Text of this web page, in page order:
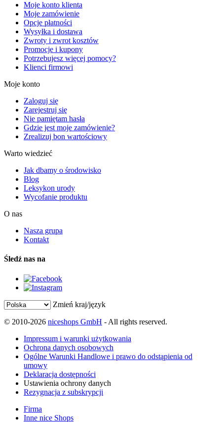
Moje konto klienta
Moje zamówienie
Opcje płatności
Wysyłka i dostawa
Zwroty i zwrot kosztów
Promocje i kupony
Potrzebujesz więcej pomocy?
Klienci firmowi
Moje konto
Zaloguj się
Zarejestruj się
Nie pamiętam hasła
Gdzie jest moje zamówienie?
Zrealizuj bon wartościowy
Warto wiedzieć
Jak dbamy o środowisko
Blog
Leksykon urody
Wycofanie produktu
O nas
Nasza grupa
Kontakt
Śledź nas na
Zmień kraj/język
© 2010-2026 niceshops GmbH - All rights reserved.
Impressum i warunki użytkowania
Ochrona danych osobowych
Ogólne Warunki Handlowe i prawo do odstąpienia od
umowy
Deklaracja dostępności
Ustawienia ochrony danych
Rezygnacja z subskrypcji
Firma
Inne nice Shops